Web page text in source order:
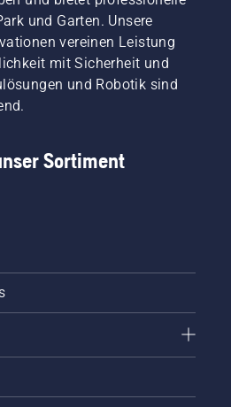
und Garten. Unsere
vereinen Leistung
mit Sicherheit und
und Robotik sind
Sortiment